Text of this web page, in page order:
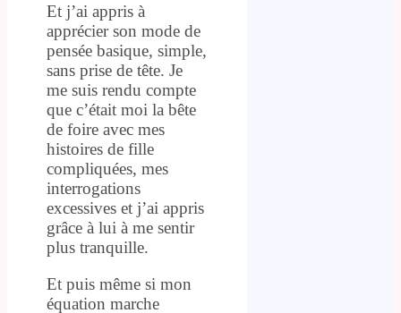
Et j’ai appris à
apprécier son mode de
pensée basique, simple,
sans prise de tête. Je
me suis rendu compte
que c’était moi la bête
de foire avec mes
histoires de fille
compliquées, mes
interrogations
excessives et j’ai appris
grâce à lui à me sentir
plus tranquille.
Et puis même si mon
équation marche